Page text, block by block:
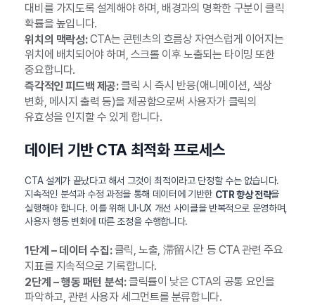
대비를 가지도록 설계해야 하며, 배경과의 명확한 구분이 클릭
확률을 높입니다.
위치의 맥락성:CTA는 콘텐츠의 흐름상 자연스럽게 이어지는
위치에 배치되어야 하며, 스크롤 이후 노출되는 타이밍 또한
중요합니다.
즉각적인 피드백 제공:클릭 시 즉시 반응(애니메이션, 색상
변화, 메시지 출력 등)을 제공함으로써 사용자가 클릭의
유효성을 인지할 수 있게 합니다.
데이터 기반 CTA 최적화 프로세스
CTA 설계가 끝났다고 해서 그것이 최적이라고 단정할 수는 없습니다.
지속적인 분석과 수정 과정을 통해 데이터에 기반한 CTR 향상 전략을
실행해야 합니다. 이를 위해 UI·UX 개선 사이클을 반복적으로 운영하며,
사용자 행동 변화에 따른 조정을 수행합니다.
1단계 – 데이터 수집:클릭, 노출, 滞留시간 등 CTA 관련 주요
지표를 지속적으로 기록합니다.
2단계 – 행동 패턴 분석:클릭률이 낮은 CTA의 공통 요인을
파악하고, 관련 사용자 세그먼트를 분류합니다.